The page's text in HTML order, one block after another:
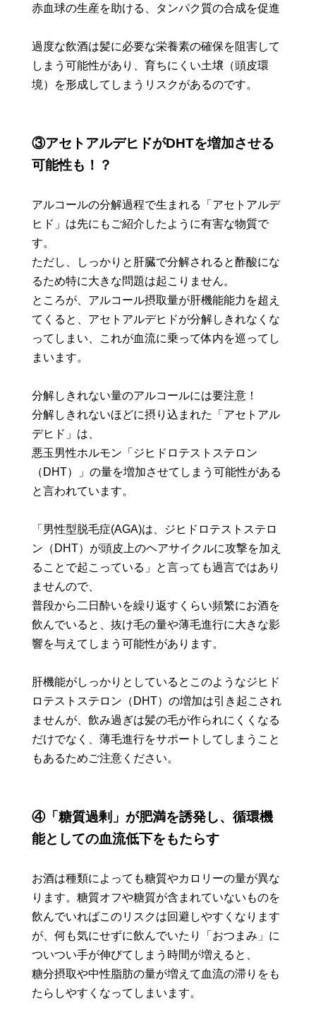
赤血球の生産を助ける、タンパク質の合成を促進
過度な飲酒は髪に必要な栄養素の確保を阻害して
しまう可能性があり、育ちにくい土壌（頭皮環
境）を形成してしまうリスクがあるのです。
③アセトアルデヒドがDHTを増加させる
可能性も！？
アルコールの分解過程で生まれる「アセトアルデ
ヒド」は先にもご紹介したように有害な物質で
す。
ただし、しっかりと肝臓で分解されると酢酸にな
るため特に大きな問題は起こりません。
ところが、アルコール摂取量が肝機能能力を超え
てくると、アセトアルデヒドが分解しきれなくな
ってしまい、これが血流に乗って体内を巡ってし
まいます。
分解しきれない量のアルコールには要注意！
分解しきれないほどに摂り込まれた「アセトアル
デヒド」は、
悪玉男性ホルモン「ジヒドロテストステロン
（DHT）」の量を増加させてしまう可能性がある
と言われています。
「男性型脱毛症(AGA)は、ジヒドロテストステロ
ン（DHT）が頭皮上のヘアサイクルに攻撃を加え
ることで起こっている」と言っても過言ではあり
ませんので、
普段から二日酔いを繰り返すくらい頻繁にお酒を
飲んでいると、抜け毛の量や薄毛進行に大きな影
響を与えてしまう可能性があります。
肝機能がしっかりとしているとこのようなジヒド
ロテストステロン（DHT）の増加は引き起こされ
ませんが、飲み過ぎは髪の毛が作られにくくなる
だけでなく、薄毛進行をサポートしてしまうこと
もあるためご注意ください。
④「糖質過剰」が肥満を誘発し、循環機
能としての血流低下をもたらす
お酒は種類によっても糖質やカロリーの量が異な
ります。糖質オフや糖質が含まれていないものを
飲んでいればこのリスクは回避しやすくなります
が、何も気にせずに飲んでいたり「おつまみ」に
ついつい手が伸びてしまう時間が増えると、
糖分摂取や中性脂肪の量が増えて血流の滞りをも
たらしやすくなってしまいます。